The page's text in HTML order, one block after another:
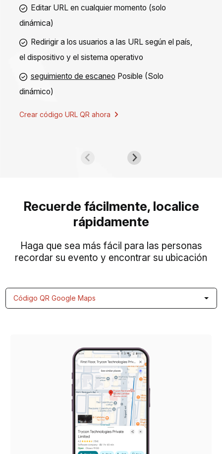
Editar URL en cualquier momento (solo
dinámica)
Redirigir a los usuarios a las URL según el país,
el dispositivo y el sistema operativo
seguimiento de escaneo Posible (Solo
dinámico)
Crear código URL QR ahora
Recuerde fácilmente, localice
rápidamente
Haga que sea más fácil para las personas
recordar su evento y encontrar su ubicación
Código QR Google Maps